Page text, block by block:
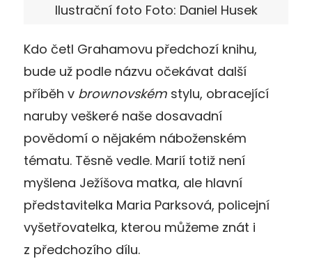
Ilustrační foto Foto: Daniel Husek
Kdo četl Grahamovu předchozí knihu,
bude už podle názvu očekávat další
příběh v brownovském stylu, obracející
naruby veškeré naše dosavadní
povědomí o nějakém náboženském
tématu. Těsně vedle. Marií totiž není
myšlena Ježíšova matka, ale hlavní
představitelka Maria Parksová, policejní
vyšetřovatelka, kterou můžeme znát i
z předchozího dílu.